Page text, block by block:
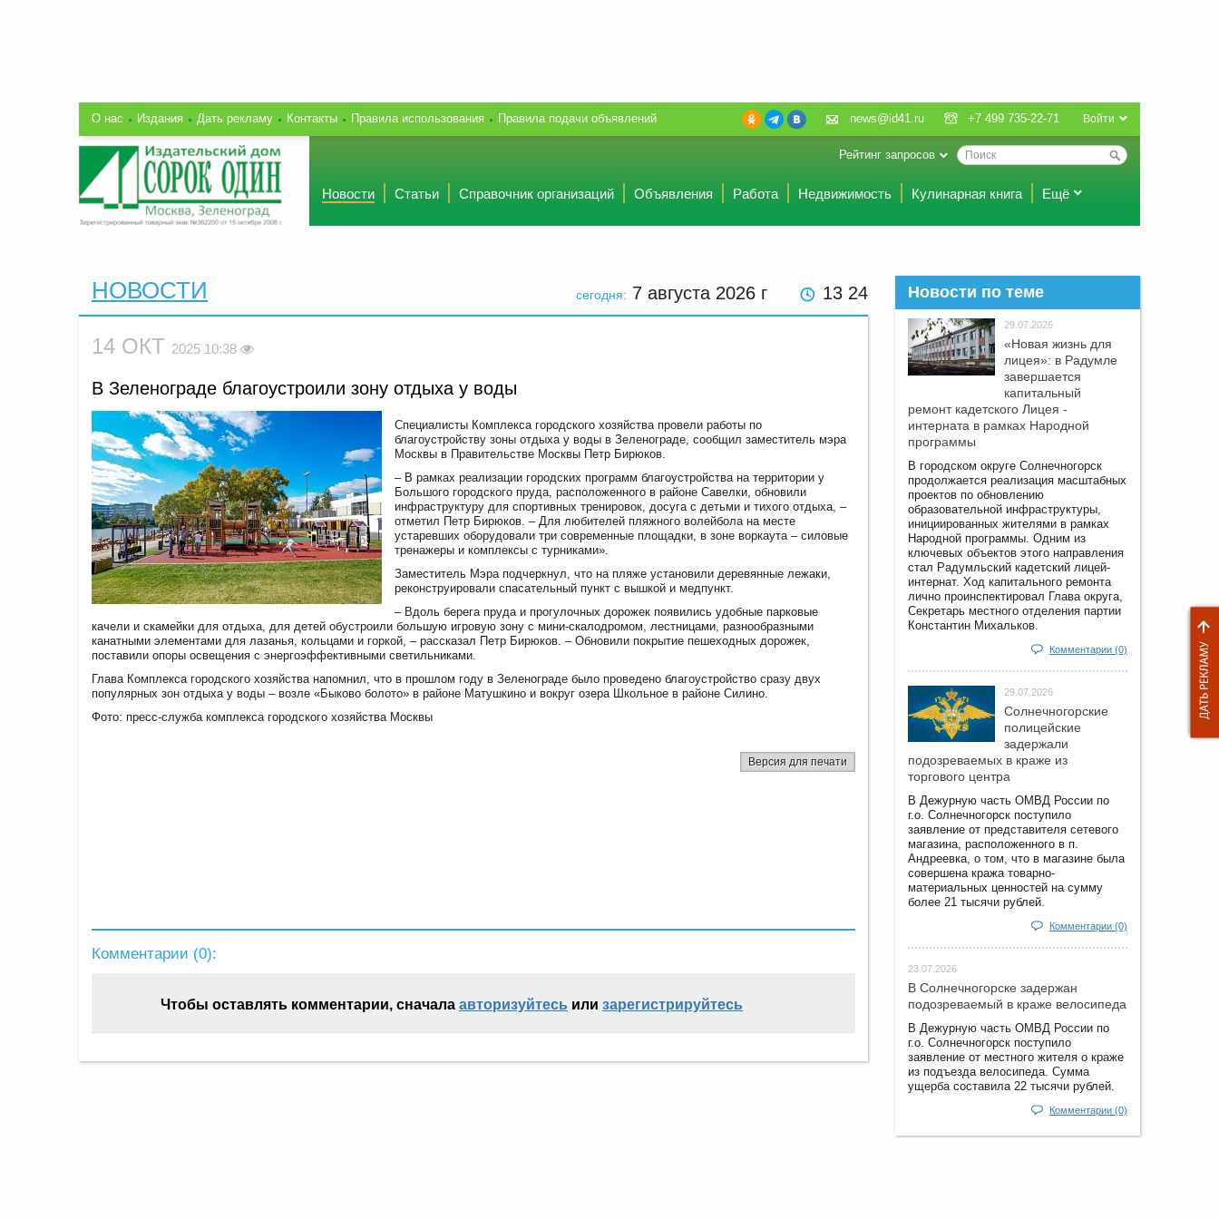
О нас Издания Дать рекламу Контакты Правила использования Правила подачи объявлений Войти
news@id41.ru +7 499 735-22-71
Рейтинг запросов
Новости Статьи Справочник организаций Объявления Работа Недвижимость Кулинарная книга Ещё
сегодня: 7 августа 2026 г 13 24
НОВОСТИ
14 ОКТ 2025 10:38
В Зеленограде благоустроили зону отдыха у воды
Специалисты Комплекса городского хозяйства провели работы по
благоустройству зоны отдыха у воды в Зеленограде, сообщил заместитель мэра
Москвы в Правительстве Москвы Петр Бирюков.
– В рамках реализации городских программ благоустройства на территории у
Большого городского пруда, расположенного в районе Савелки, обновили
инфраструктуру для спортивных тренировок, досуга с детьми и тихого отдыха, –
отметил Петр Бирюков. – Для любителей пляжного волейбола на месте
устаревших оборудовали три современные площадки, в зоне воркаута – силовые
тренажеры и комплексы с турниками».
Заместитель Мэра подчеркнул, что на пляже установили деревянные лежаки,
реконструировали спасательный пункт с вышкой и медпункт.
– Вдоль берега пруда и прогулочных дорожек появились удобные парковые
качели и скамейки для отдыха, для детей обустроили большую игровую зону с мини-скалодромом, лестницами, разнообразными
канатными элементами для лазанья, кольцами и горкой, – рассказал Петр Бирюков. – Обновили покрытие пешеходных дорожек,
поставили опоры освещения с энергоэффективными светильниками.
Глава Комплекса городского хозяйства напомнил, что в прошлом году в Зеленограде было проведено благоустройство сразу двух
популярных зон отдыха у воды – возле «Быково болото» в районе Матушкино и вокруг озера Школьное в районе Силино.
Фото: пресс-служба комплекса городского хозяйства Москвы
Версия для печати
Комментарии (0):
Чтобы оставлять комментарии, сначала авторизуйтесь или зарегистрируйтесь
Новости по теме
29.07.2026
«Новая жизнь для
лицея»: в Радумле
завершается
капитальный
ремонт кадетского Лицея -
интерната в рамках Народной
программы
В городском округе Солнечногорск
продолжается реализация масштабных
проектов по обновлению
образовательной инфраструктуры,
инициированных жителями в рамках
Народной программы. Одним из
ключевых объектов этого направления
стал Радумльский кадетский лицей-
интернат. Ход капитального ремонта
лично проинспектировал Глава округа,
Секретарь местного отделения партии
Константин Михальков.
Комментарии (0)
29.07.2026
Солнечногорские
полицейские
задержали
подозреваемых в краже из
торгового центра
В Дежурную часть ОМВД России по
г.о. Солнечногорск поступило
заявление от представителя сетевого
магазина, расположенного в п.
Андреевка, о том, что в магазине была
совершена кража товарно-
материальных ценностей на сумму
более 21 тысячи рублей.
Комментарии (0)
23.07.2026
В Солнечногорске задержан
подозреваемый в краже велосипеда
В Дежурную часть ОМВД России по
г.о. Солнечногорск поступило
заявление от местного жителя о краже
из подъезда велосипеда. Сумма
ущерба составила 22 тысячи рублей.
Комментарии (0)